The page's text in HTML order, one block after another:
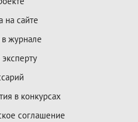
на сайте
журнале
в конкурсах
соглашение